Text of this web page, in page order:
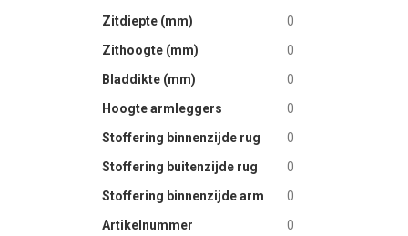
Zitdiepte (mm)
0
Zithoogte (mm)
0
Bladdikte (mm)
0
Hoogte armleggers
0
Stoffering binnenzijde rug
0
Stoffering buitenzijde rug
0
Stoffering binnenzijde arm
0
Artikelnummer
0